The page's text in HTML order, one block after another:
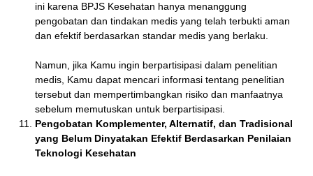
ini karena BPJS Kesehatan hanya menanggung
pengobatan dan tindakan medis yang telah terbukti aman
dan efektif berdasarkan standar medis yang berlaku.
Namun, jika Kamu ingin berpartisipasi dalam penelitian
medis, Kamu dapat mencari informasi tentang penelitian
tersebut dan mempertimbangkan risiko dan manfaatnya
sebelum memutuskan untuk berpartisipasi.
Pengobatan Komplementer, Alternatif, dan Tradisional
yang Belum Dinyatakan Efektif Berdasarkan Penilaian
Teknologi Kesehatan